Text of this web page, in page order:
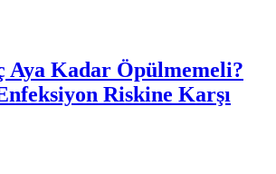
Aya Kadar Öpülmemeli?
Riskine Karşı